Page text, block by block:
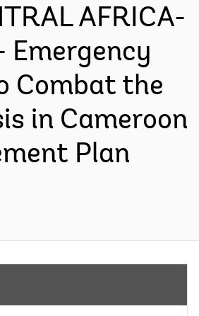
AFRICA-
Emergency
Combat the
in Cameroon
Plan